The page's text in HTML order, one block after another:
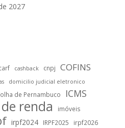
2027
cashback cnpj
COFINS
domicilio judicial eletronico
de Pernambuco ICMS
renda imóveis
irpf2024 IRPF2025 irpf2026